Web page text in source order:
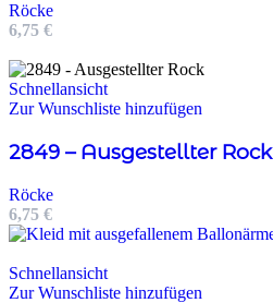
Röcke
6,75 €
Schnellansicht
Zur Wunschliste hinzufügen
2849 – Ausgestellter Rock
Röcke
6,75 €
Schnellansicht
Zur Wunschliste hinzufügen